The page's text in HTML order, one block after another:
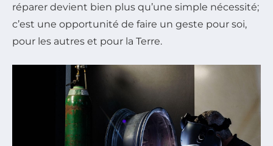
réparer devient bien plus qu’une simple nécessité;
c’est une opportunité de faire un geste pour soi,
pour les autres et pour la Terre.